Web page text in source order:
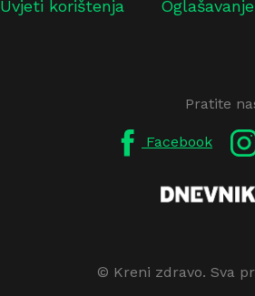
Uvjeti korištenja
Pratite
Facebook
© Kreni zdravo. Sva